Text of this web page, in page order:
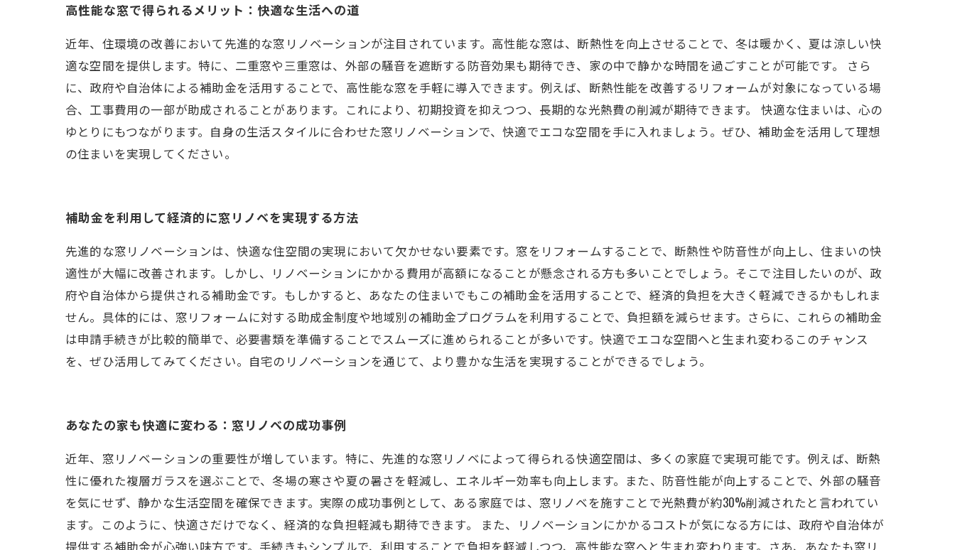
高性能な窓で得られるメリット：快適な生活への道
近年、住環境の改善において先進的な窓リノベーションが注目されています。高性能な窓は、断熱性を向上させることで、冬は暖かく、夏は涼しい快
適な空間を提供します。特に、二重窓や三重窓は、外部の騒音を遮断する防音効果も期待でき、家の中で静かな時間を過ごすことが可能です。 さら
に、政府や自治体による補助金を活用することで、高性能な窓を手軽に導入できます。例えば、断熱性能を改善するリフォームが対象になっている場
合、工事費用の一部が助成されることがあります。これにより、初期投資を抑えつつ、長期的な光熱費の削減が期待できます。 快適な住まいは、心の
ゆとりにもつながります。自身の生活スタイルに合わせた窓リノベーションで、快適でエコな空間を手に入れましょう。ぜひ、補助金を活用して理想
の住まいを実現してください。
補助金を利用して経済的に窓リノベを実現する方法
先進的な窓リノベーションは、快適な住空間の実現において欠かせない要素です。窓をリフォームすることで、断熱性や防音性が向上し、住まいの快
適性が大幅に改善されます。しかし、リノベーションにかかる費用が高額になることが懸念される方も多いことでしょう。そこで注目したいのが、政
府や自治体から提供される補助金です。もしかすると、あなたの住まいでもこの補助金を活用することで、経済的負担を大きく軽減できるかもしれま
せん。具体的には、窓リフォームに対する助成金制度や地域別の補助金プログラムを利用することで、負担額を減らせます。さらに、これらの補助金
は申請手続きが比較的簡単で、必要書類を準備することでスムーズに進められることが多いです。快適でエコな空間へと生まれ変わるこのチャンス
を、ぜひ活用してみてください。自宅のリノベーションを通じて、より豊かな生活を実現することができるでしょう。
あなたの家も快適に変わる：窓リノベの成功事例
近年、窓リノベーションの重要性が増しています。特に、先進的な窓リノベによって得られる快適空間は、多くの家庭で実現可能です。例えば、断熱
性に優れた複層ガラスを選ぶことで、冬場の寒さや夏の暑さを軽減し、エネルギー効率も向上します。また、防音性能が向上することで、外部の騒音
を気にせず、静かな生活空間を確保できます。実際の成功事例として、ある家庭では、窓リノベを施すことで光熱費が約30%削減されたと言われてい
ます。このように、快適さだけでなく、経済的な負担軽減も期待できます。 また、リノベーションにかかるコストが気になる方には、政府や自治体が
提供する補助金が心強い味方です。手続きもシンプルで、利用することで負担を軽減しつつ、高性能な窓へと生まれ変わります。さあ、あなたも窓リ